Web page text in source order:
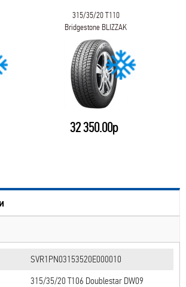
315/35/20 T110
Bridgestone BLIZZAK
DM-V3
32 350.00р
SVR1PN03153520E000010
315/35/20 T106 Doublestar DW09